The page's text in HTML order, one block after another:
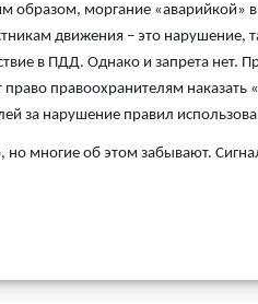
образом, моргание «аварийкой»
движения – это нарушение,
в ПДД. Однако и запрета нет.
право правоохранителям
за нарушение правил
но многие об этом забывают.